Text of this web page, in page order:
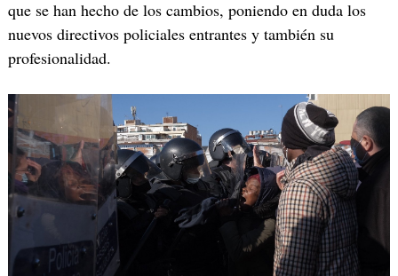
que se han hecho de los cambios, poniendo en duda los
nuevos directivos policiales entrantes y también su
profesionalidad.